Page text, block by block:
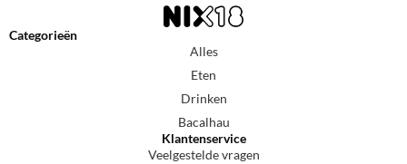
Categorieën
Alles
Eten
Drinken
Bacalhau
Klantenservice
Veelgestelde vragen